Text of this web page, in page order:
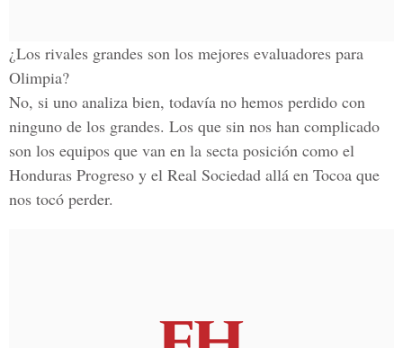
¿Los rivales grandes son los mejores evaluadores para
Olimpia?
No, si uno analiza bien, todavía no hemos perdido con
ninguno de los grandes. Los que sin nos han complicado
son los equipos que van en la secta posición como el
Honduras Progreso y el Real Sociedad allá en Tocoa que
nos tocó perder.